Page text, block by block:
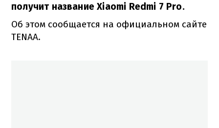
получит название Xiaomi Redmi 7 Pro.
Об этом сообщается на официальном сайте
TENAA.